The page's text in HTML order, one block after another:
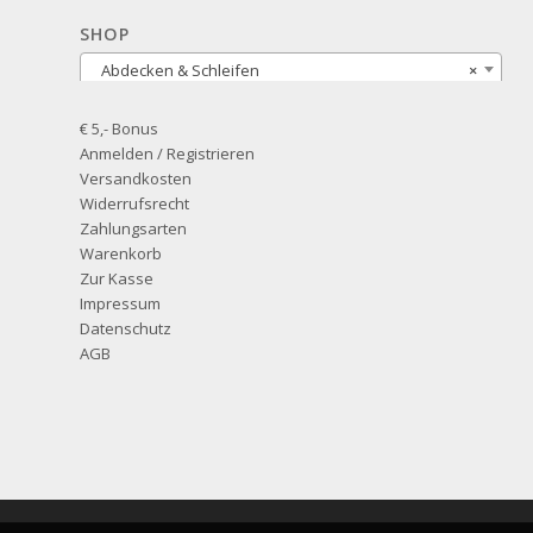
SHOP
×
Abdecken & Schleifen
€ 5,- Bonus
Anmelden / Registrieren
Versandkosten
Widerrufsrecht
Zahlungsarten
Warenkorb
Zur Kasse
Impressum
Datenschutz
AGB